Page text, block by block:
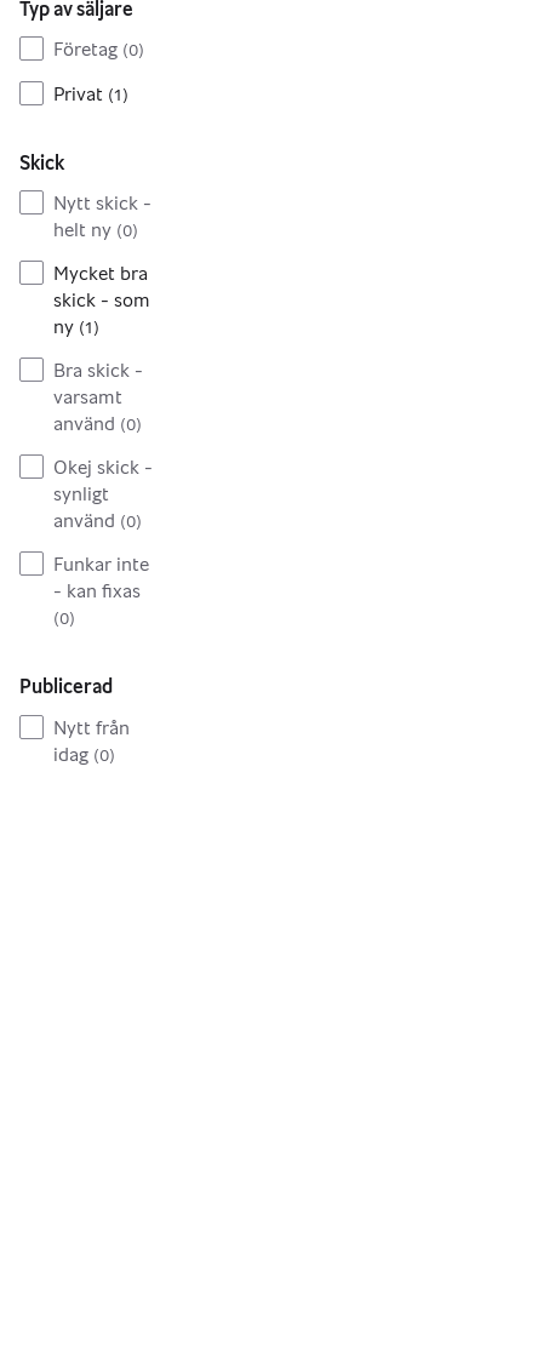
Typ av säljare
Företag (0)
Privat (1)
Skick
Nytt skick -
helt ny (0)
Mycket bra
skick - som
ny (1)
Bra skick -
varsamt
använd (0)
Okej skick -
synligt
använd (0)
Funkar inte
- kan fixas
(0)
Publicerad
Nytt från
idag (0)